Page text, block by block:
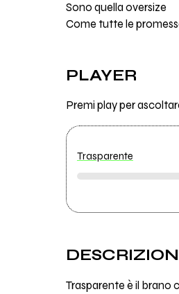
Sono quella oversize
Come tutte le
PLAYER
Premi play per
Trasparente
Trasparente è il brano